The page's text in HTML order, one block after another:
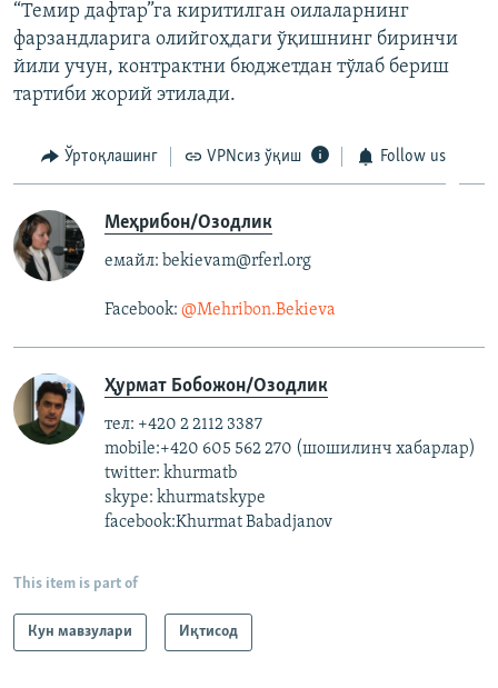
“Темир дафтар”га киритилган оилаларнинг
фарзандларига олийгоҳдаги ўқишнинг биринчи
йили учун, контрактни бюджетдан тўлаб бериш
тартиби жорий этилади.
Ўртоқлашинг VPNсиз ўқиш Follow us
Меҳрибон/Озодлик
емайл: bekievam@rferl.org
Facebook: @Mehribon.Bekieva​
Ҳурмат Бобожон/Озодлик
тел: +420 2 2112 3387
mobile:+420 605 562 270 (шошилинч хабарлар)
twitter: khurmatb
skype: khurmatskype
facebook:Khurmat Babadjanov
This item is part of
Кун мавзулари Иқтисод